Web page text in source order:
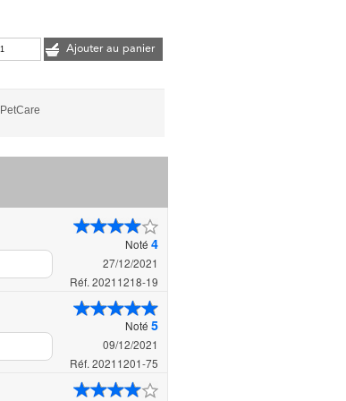
Ajouter au panier
PetCare
Noté 4
27/12/2021
Réf. 20211218-19
Noté 5
09/12/2021
Réf. 20211201-75